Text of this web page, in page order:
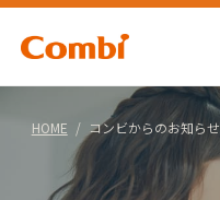
HOME コンビからのお知らせ